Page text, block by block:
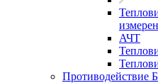
АЧТ
Противодействие